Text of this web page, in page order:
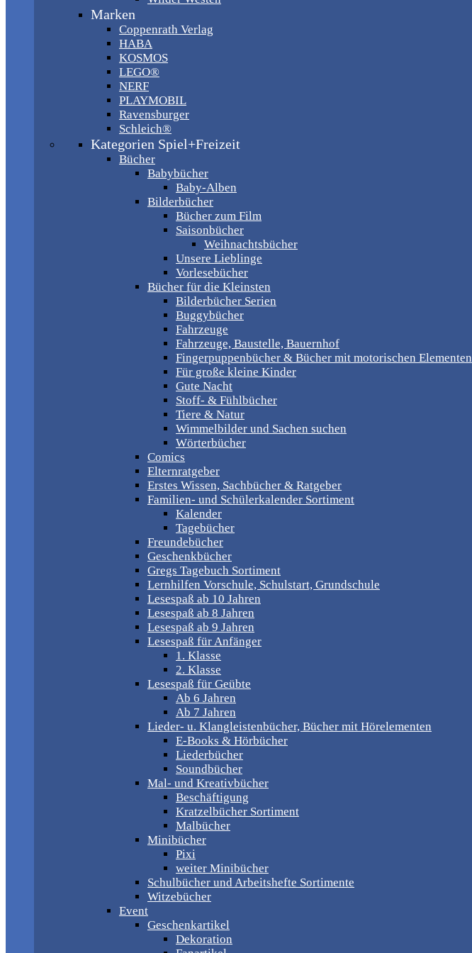
Marken
Coppenrath Verlag
HABA
KOSMOS
LEGO®
NERF
PLAYMOBIL
Ravensburger
Schleich®
Kategorien Spiel+Freizeit
Bücher
Babybücher
Baby-Alben
Bilderbücher
Bücher zum Film
Saisonbücher
Weihnachtsbücher
Unsere Lieblinge
Vorlesebücher
Bücher für die Kleinsten
Bilderbücher Serien
Buggybücher
Fahrzeuge
Fahrzeuge, Baustelle, Bauernhof
Fingerpuppenbücher & Bücher mit motorischen Elementen
Für große kleine Kinder
Gute Nacht
Stoff- & Fühlbücher
Tiere & Natur
Wimmelbilder und Sachen suchen
Wörterbücher
Comics
Elternratgeber
Erstes Wissen, Sachbücher & Ratgeber
Familien- und Schülerkalender Sortiment
Kalender
Tagebücher
Freundebücher
Geschenkbücher
Gregs Tagebuch Sortiment
Lernhilfen Vorschule, Schulstart, Grundschule
Lesespaß ab 10 Jahren
Lesespaß ab 8 Jahren
Lesespaß ab 9 Jahren
Lesespaß für Anfänger
1. Klasse
2. Klasse
Lesespaß für Geübte
Ab 6 Jahren
Ab 7 Jahren
Lieder- u. Klangleistenbücher, Bücher mit Hörelementen
E-Books & Hörbücher
Liederbücher
Soundbücher
Mal- und Kreativbücher
Beschäftigung
Kratzelbücher Sortiment
Malbücher
Minibücher
Pixi
weiter Minibücher
Schulbücher und Arbeitshefte Sortimente
Witzebücher
Event
Geschenkartikel
Dekoration